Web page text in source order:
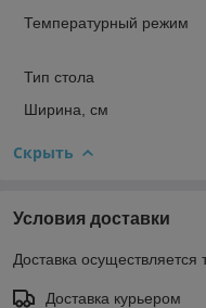
Температурный режим
Тип стола
Ширина, см
Скрыть
Условия доставки
Доставка осуществляется
Доставка курьером